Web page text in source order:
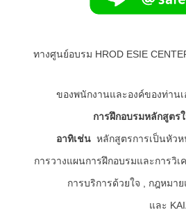
ทางศูนย์อบรม HROD ESIE
ของพนักงานและองค์ของท่าน
การฝึกอบรมหลักสูตร
อาทิเช่นหลักสูตรการเป็นหัวห
การวางแผนการฝึกอบรมและการวิ
การบริการด้วยใจ , กฎหมา
และ